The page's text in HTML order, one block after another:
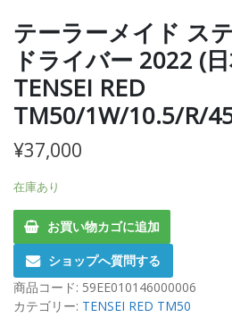
テーラーメイド ス
ドライバー 2022 (
TENSEI RED
TM50/1W/10.5/R/
¥37,000
在庫あり
お買い物カゴに追加
ショップへ質問する
商品コード: 59EE010146000006
カテゴリー: TENSEI RED TM50